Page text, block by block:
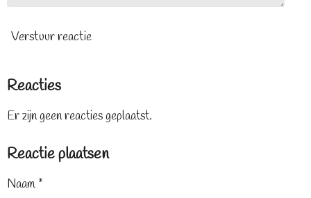
Verstuur reactie
Reacties
Er zijn geen reacties geplaatst.
Reactie plaatsen
Naam *